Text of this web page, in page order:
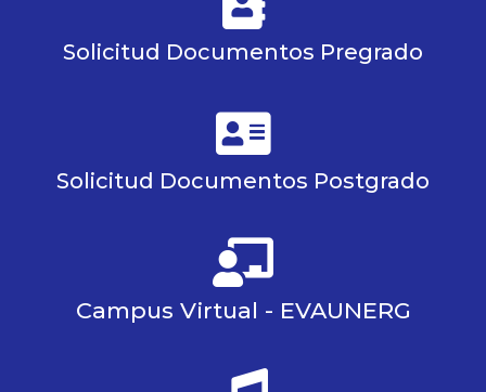
Solicitud Documentos Pregrado
Solicitud Documentos Postgrado
Campus Virtual - EVAUNERG